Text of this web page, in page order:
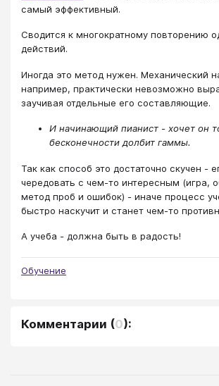
самый эффективный.
Сводится к многократному повторению
действий.
Иногда это метод нужен. Механический
например, практически невозможно
заучивая отдельные его составляющие.
И начинающий пианист - хочет он
бесконечности долбит гаммы.
Так как способ это достаточно скучен -
чередовать с чем-то интересным (игра,
метод проб и ошибок) - иначе процесс
быстро наскучит и станет чем-то
А учеба - должна быть в радость!
Обучение
Комментарии (0):